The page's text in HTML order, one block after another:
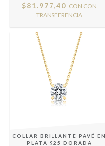
$81.977,40 CON CON
TRANSFERENCIA
COLLAR BRILLANTE PAVÉ EN
PLATA 925 DORADA